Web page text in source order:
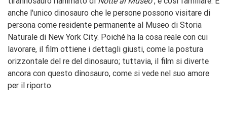
anche l'unico dinosauro che le persone possono visitare di
persona come residente permanente al Museo di Storia
Naturale di New York City. Poiché ha la cosa reale con cui
lavorare, il film ottiene i dettagli giusti, come la postura
orizzontale del re del dinosauro; tuttavia, il film si diverte
ancora con questo dinosauro, come si vede nel suo amore
per il riporto.